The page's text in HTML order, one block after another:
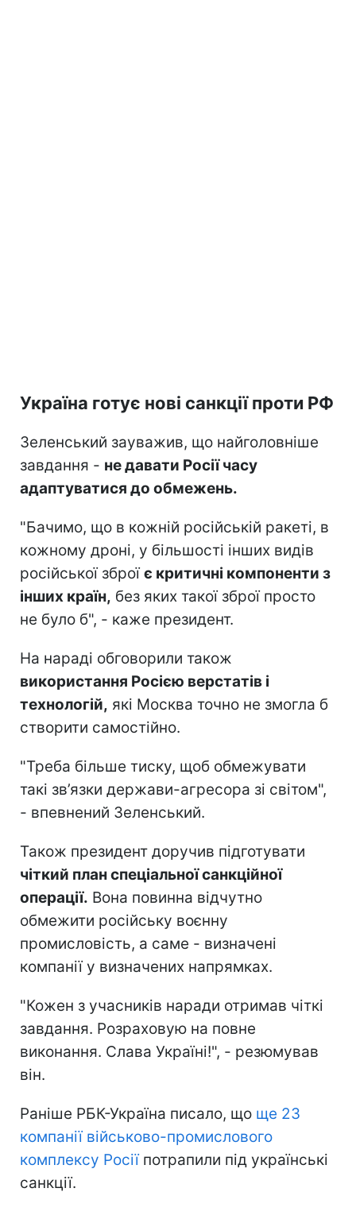
Україна готує нові санкції проти РФ
Зеленський зауважив, що найголовніше
завдання - не давати Росії часу
адаптуватися до обмежень.
"Бачимо, що в кожній російській ракеті, в
кожному дроні, у більшості інших видів
російської зброїє критичні компоненти з
інших країн, без яких такої зброї просто
не було б", - каже президент.
На нараді обговорили також
використання Росією верстатів і
технологій, які Москва точно не змогла б
створити самостійно.
"Треба більше тиску, щоб обмежувати
такі зв’язки держави-агресора зі світом",
- впевнений Зеленський.
Також президент доручив підготувати
чіткий план спеціальної санкційної
операції. Вона повинна відчутно
обмежити російську воєнну
промисловість, а саме - визначені
компанії у визначених напрямках.
"Кожен з учасників наради отримав чіткі
завдання. Розраховую на повне
виконання. Слава Україні!", - резюмував
він.
Раніше РБК-Україна писало, що ще 23
компанії військово-промислового
комплексу Росіїпотрапили під українські
санкції.